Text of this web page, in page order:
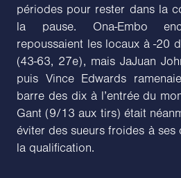
périodes pour rester dans la
la pause. Ona-Embo
repoussaient les locaux à -20
(43-63, 27e), mais JaJuan
puis Vince Edwards
barre des dix à l’entrée du
Gant (9/13 aux tirs) était
éviter des sueurs froides à
la qualification.